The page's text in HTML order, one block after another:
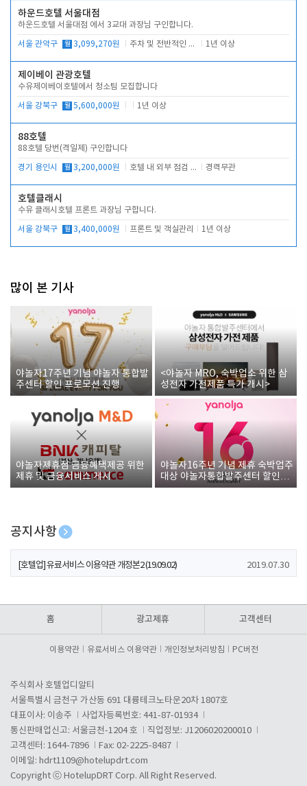
하운드호텔 서울대점
하운드호텔 서울대점 에서 3교대 과장님 구인합니다.
서울 관악구 월 3,099,270원 주차 및 전반적인 당번업무 1년 이상
제이베이 관광호텔
수유제이베이호텔에서 청소팀 모집합니다
서울 강북구 월 5,600,000원 1년 이상
88호텔
88호텔 당번(격일제) 구인합니다
경기 용인시 월 3,200,000원 호텔 내 외부 점검 및 프런트 운영 경력무관
호텔클래시
수유 클래시호텔 프론트 과장님 구합니다.
서울 강북구 월 3,400,000원 프론트 및 객실관리 1년 이상
많이 본 기사
야놀자17주년 기념 야놀자 통합발
주센터 할인 프로모션 진행
<야놀자 MRO, 숙박업소 위한 삼
성전자 가전제품 특가 개시>
야놀자제휴점 금융혜택제공 위한
제휴 및 금융서비스 게시
야놀자16주년 기념 제휴 숙박업주
대상 야놀자통합발주센터 할인쿠
폰 증정
공지사항
[호텔업] 개인정보 처리방침 개정본1 (19.09.02)
[호텔업] 유료서비스 이용약관 개정본2 (19.09.02) 2019.07.30
홈 광고제휴 고객센터
이용약관 유료서비스 이용약관 개인정보처리방침 PC버전
주식회사 호텔업디알티
서울특별시 금천구 가산동 691 대륭테크노타운20차 1807호
대표이사: 이송주
사업자등록번호: 441-87-01934
통신판매업신고: 서울금천-1204 호
직업정보: J1206020200010
고객센터: 1644-7896
Fax: 02-2225-8487
이메일: hdrt1109@hotelupdrt.com
Copyright ⓒ HotelupDRT Corp. All Right Reserved.